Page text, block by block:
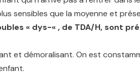
sensibles que la moyenne et
« dys-« , de TDA/H, sont
et démoralisant. On est